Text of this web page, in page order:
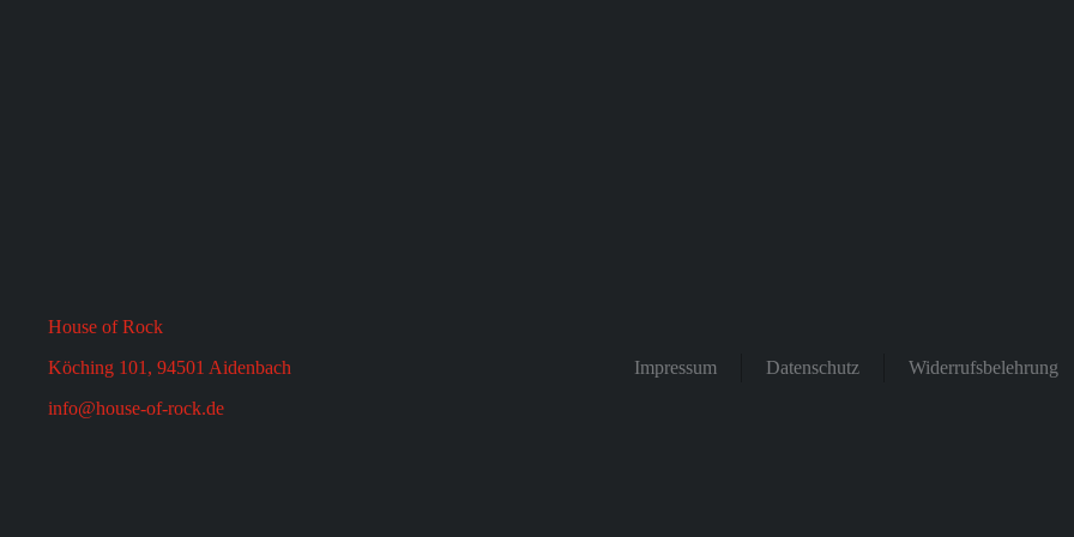
House of Rock
Köching 101, 94501 Aidenbach
info@house-of-rock.de
Impressum Datenschutz Widerrufsbelehrung